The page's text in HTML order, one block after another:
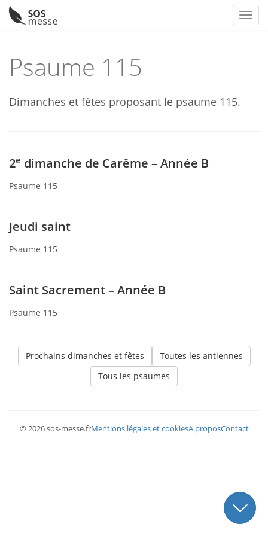
contentPsaume 115
Dimanches et fêtes proposant le psaume 115.
2e dimanche de Carême – Année B
Psaume 115
Jeudi saint
Psaume 115
Saint Sacrement – Année B
Psaume 115
Prochains dimanches et fêtes
Toutes les antiennes
Tous les psaumes

© 2026 sos-messe.frMentions légales et cookiesA proposContact